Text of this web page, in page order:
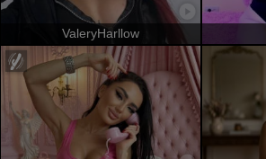
ValeryHarllow